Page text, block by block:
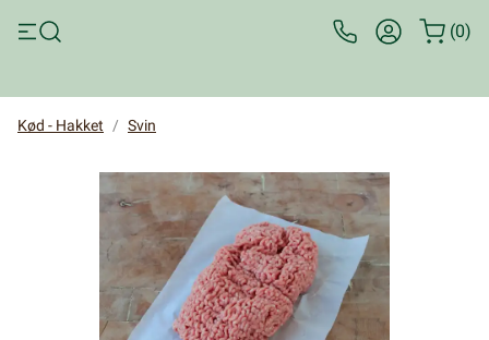
Kundeservice 33 31
Log ind til(0)
Kød - Hakket Svin